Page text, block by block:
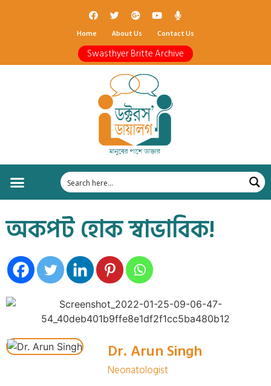
Home About Us Contact Us
Swasthyer Britte Archive
অকপট হোক স্বাভাবিক!
Dr. Arun Singh
Neonatologist